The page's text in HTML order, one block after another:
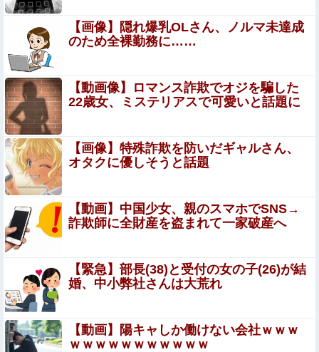
【閲覧注意】女さん「私の村、本当にヤバい…これ見
て…」（衝撃動画）
【女子バレー】185センチ・木村沙織、息子に「高い高
い」求められ衝撃展開激白 「すごい列になって…私アトラ
クションじゃないよみたいな」
エロ漫画『はじめての緊縛SM調教 終わらない前立腺イキ
地獄』をrawやhitomiを使わずに無料で読む方法│ぱーたぽ
【動画】タイのティパンコーン王子が日本人女性とデート
か？
【悲報】男が嫌いな男の特徴がこちらｗｗｗｗｗ
ｗｗｗｗｗ
【動画】 ”別れさせ屋” のセ○クス、凄すぎるｗｗｗ そり
ゃ肉便器に堕ちるわｗｗｗ
【画像】美人レースクイーンの透け透けぽっちゃり腹、ヌ
ケる
【画像】思わず保存したくなる「笑える画像・最高な画
像」貼っていけｗｗｗｗｗ
【画像】隠れ爆乳OLさん、ノルマ未達成
のため全裸勤務に……
【動画像】ロマンス詐欺でオジを騙した
22歳女、ミステリアスで可愛いと話題に
【画像】特殊詐欺を防いだギャルさん、
オタクに優しそうと話題
【動画】中国少女、親のスマホでSNS→
詐欺師に全財産を盗まれて一家破産へ
【緊急】部長(38)と受付の女の子(26)が結
婚、中小弊社さんは大荒れ
【動画】陽キャしか働けない会社ｗｗｗ
ｗｗｗｗｗｗｗｗｗｗｗ